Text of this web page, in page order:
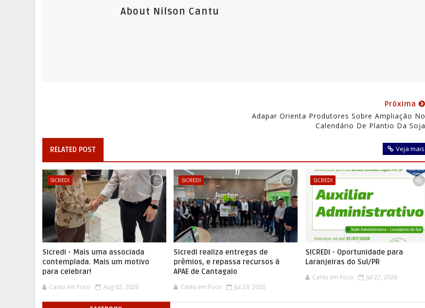
About Nilson Cantu
Próxima
Adapar Orienta Produtores Sobre Ampliação No
Calendário De Plantio Da Soja
RELATED POST Veja mais
SICREDI
Sicredi - Mais uma associada
contemplada. Mais um motivo
para celebrar!
Cantu em Foco Aug 02, 2026
SICREDI
Sicredi realiza entregas de
prêmios, e repassa recursos à
APAE de Cantagalo
Cantu em Foco Jul 29, 2026
SICREDI
SICREDI - Oportunidade para
Laranjeiras do Sul/PR
Cantu em Foco Jul 27, 2026